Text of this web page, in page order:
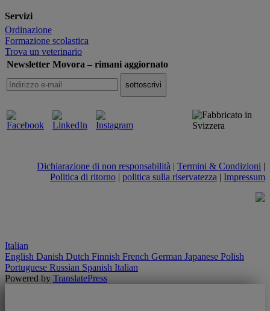
Servizi
Ordinazione
Formazione scolastica
Trova un veterinario
Newsletter Movora – rimani aggiornato
Dichiarazione di non responsabilità | Termini & Condizioni |
Politica di ritorno | politica sulla riservatezza | Impressum
Italian
English Danish Dutch Finnish French German Japanese Polish
Portuguese Russian Spanish Italian
Powered by TranslatePress